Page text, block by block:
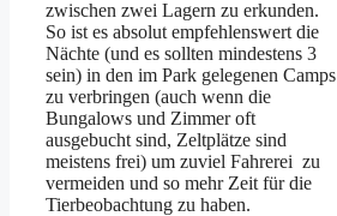
zwischen zwei Lagern zu erkunden.
So ist es absolut empfehlenswert die
Nächte (und es sollten mindestens 3
sein) in den im Park gelegenen Camps
zu verbringen (auch wenn die
Bungalows und Zimmer oft
ausgebucht sind, Zeltplätze sind
meistens frei) um zuviel Fahrerei zu
vermeiden und so mehr Zeit für die
Tierbeobachtung zu haben.